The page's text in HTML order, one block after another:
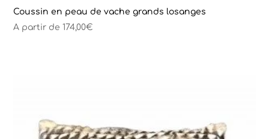
Coussin en peau de vache grands losanges
A partir de174,00€